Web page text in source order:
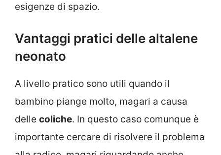
esigenze di spazio.
Vantaggi pratici delle altalene
neonato
A livello pratico sono utili quando il
bambino piange molto, magari a causa
delle coliche. In questo caso comunque è
importante cercare di risolvere il problema